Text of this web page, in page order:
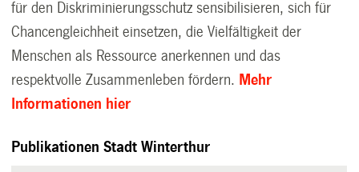
für den Diskriminierungsschutz sensibilisieren, sich für
Chancengleichheit einsetzen, die Vielfältigkeit der
Menschen als Ressource anerkennen und das
respektvolle Zusammenleben fördern. Mehr
Informationen hier
Publikationen Stadt Winterthur